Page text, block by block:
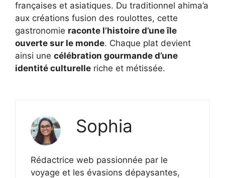
françaises et asiatiques. Du traditionnel ahima’a
aux créations fusion des roulottes, cette
gastronomie raconte l’histoire d’une île
ouverte sur le monde. Chaque plat devient
ainsi une célébration gourmande d’une
identité culturelle riche et métissée.
Sophia
Rédactrice web passionnée par le
voyage et les évasions dépaysantes,